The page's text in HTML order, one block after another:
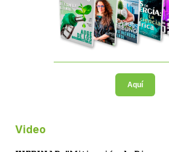
Aquí
Video